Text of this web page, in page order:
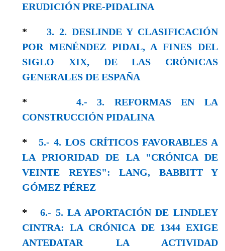
ERUDICIÓN PRE-PIDALINA
* 3. 2. DESLINDE Y CLASIFICACIÓN
POR MENÉNDEZ PIDAL, A FINES DEL
SIGLO XIX, DE LAS CRÓNICAS
GENERALES DE ESPAÑA
* 4.- 3. REFORMAS EN LA
CONSTRUCCIÓN PIDALINA
*5.- 4. LOS CRÍTICOS FAVORABLES A
LA PRIORIDAD DE LA "CRÓNICA DE
VEINTE REYES": LANG, BABBITT Y
GÓMEZ PÉREZ
* 6.- 5. LA APORTACIÓN DE LINDLEY
CINTRA: LA CRÓNICA DE 1344 EXIGE
ANTEDATAR LA ACTIVIDAD